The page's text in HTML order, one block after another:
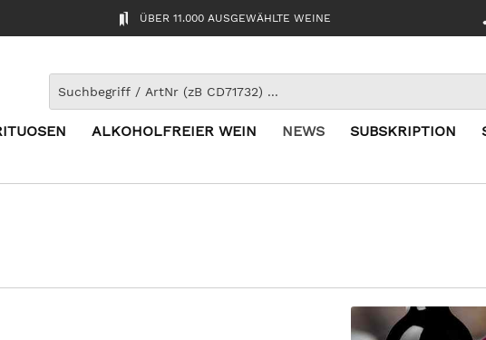
ÜBER 11.000 AUSGEWÄHLTE WEINE
ALKOHOLFREIER WEIN NEWS SUBSKRIPTION